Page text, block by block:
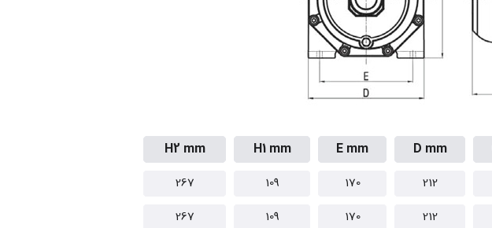
D mm
E mm
H1 mm
H2 mm
212
170
109
267
212
170
109
267